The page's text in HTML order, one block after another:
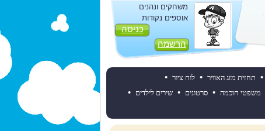
משחקים ונהנים
אוספים נקודות
כניסה
הרשמה
• תחזית מזג האוויר • לוח ציור •
משפטי חוכמה • סרטונים • שירים לילדים •